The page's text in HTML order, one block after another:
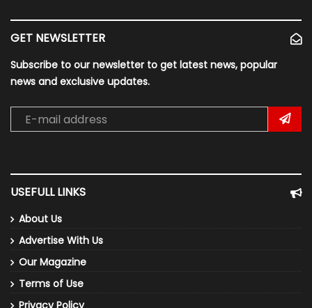
GET NEWSLETTER
Subscribe to our newsletter to get latest news, popular
news and exclusive updates.
USEFULL LINKS
About Us
Advertise With Us
Our Magazine
Terms of Use